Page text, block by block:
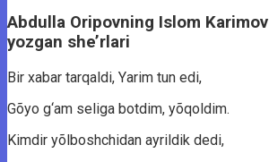
Abdullа Oripоvning Islоm
yоzgаn she’rlаri
Bir xаbаr tаrqаldi, Yаrim tun edi,
Gõyо g‘аm seligа bоtdim, yõqоldim.
Kimdir yõlbоshchidаn аyrildik dedi,